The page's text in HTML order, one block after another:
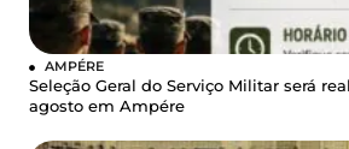
AMPÉRE
Seleção Geral do Serviço Militar será
agosto em Ampére